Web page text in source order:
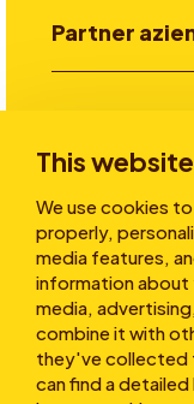
This
We use cookies
properly,
media features,
information about
media,
combine it with
they've collected
can find a
Partner
Storie
Chi siamo